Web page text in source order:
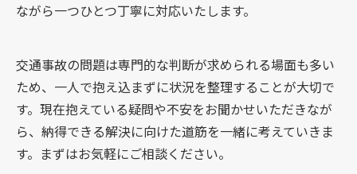
ながら一つひとつ丁寧に対応いたします。
交通事故の問題は専門的な判断が求められる場面も多い
ため、一人で抱え込まずに状況を整理することが大切で
す。現在抱えている疑問や不安をお聞かせいただきなが
ら、納得できる解決に向けた道筋を一緒に考えていきま
す。まずはお気軽にご相談ください。